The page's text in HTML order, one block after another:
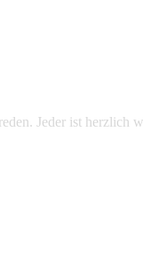
Jeder ist